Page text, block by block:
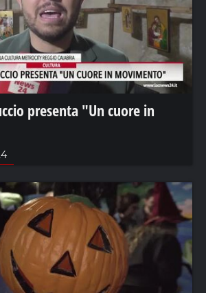
presenta "Un cuore in